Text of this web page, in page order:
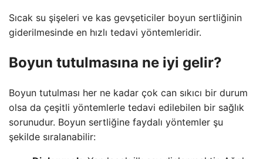
Sıcak su şişeleri ve kas gevşeticiler boyun sertliğinin
giderilmesinde en hızlı tedavi yöntemleridir.
Boyun tutulmasına ne iyi gelir?
Boyun tutulması her ne kadar çok can sıkıcı bir durum
olsa da çeşitli yöntemlerle tedavi edilebilen bir sağlık
sorunudur. Boyun sertliğine faydalı yöntemler şu
şekilde sıralanabilir: